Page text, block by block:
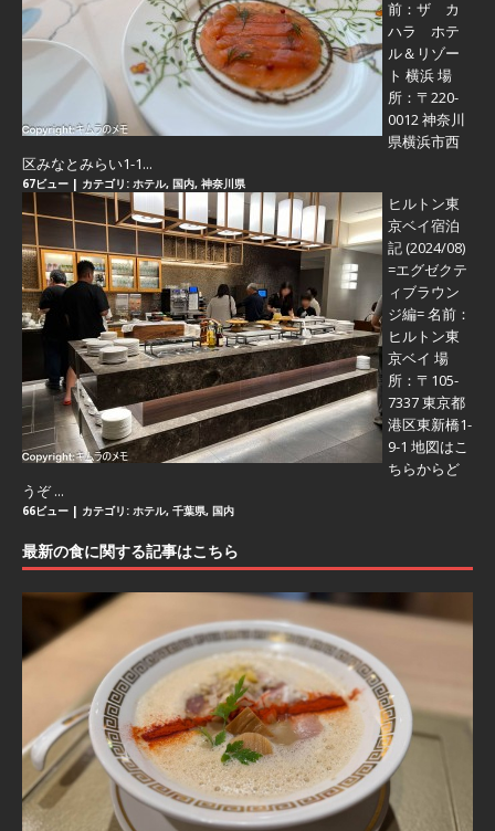
前：ザ カ
ハラ ホテ
ル＆リゾー
ト 横浜 場
所：〒220-
0012 神奈川
県横浜市西
区みなとみらい1-1...
67ビュー | カテゴリ: ホテル, 国内, 神奈川県
ヒルトン東
京ベイ宿泊
記 (2024/08)
=エグゼクテ
ィブラウン
ジ編=名前：
ヒルトン東
京ベイ 場
所：〒105-
7337 東京都
港区東新橋1-
9-1 地図はこ
ちらからど
うぞ ...
66ビュー | カテゴリ: ホテル, 千葉県, 国内
最新の食に関する記事はこちら